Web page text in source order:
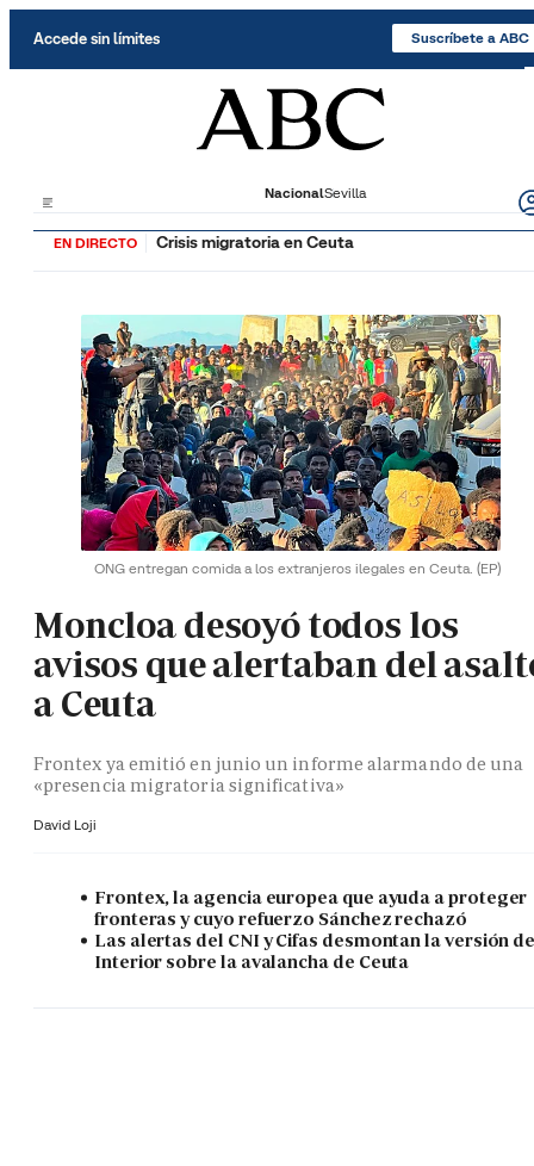
Accede sin límites Suscríbete a ABC
NacionalSevilla
EN DIRECTO Crisis migratoria en Ceuta
ONG entregan comida a los extranjeros ilegales en Ceuta. (EP)
Moncloa desoyó todos los
avisos que alertaban del
a Ceuta
Frontex ya emitió en junio un informe alarmando de una
«presencia migratoria significativa»
David Loji
Frontex, la agencia europea que ayuda a proteger
fronteras y cuyo refuerzo Sánchez rechazó
Las alertas del CNI y Cifas desmontan la versión
Interior sobre la avalancha de Ceuta